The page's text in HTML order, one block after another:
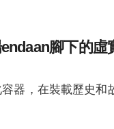
腳下的虛
器，在裝載歷史